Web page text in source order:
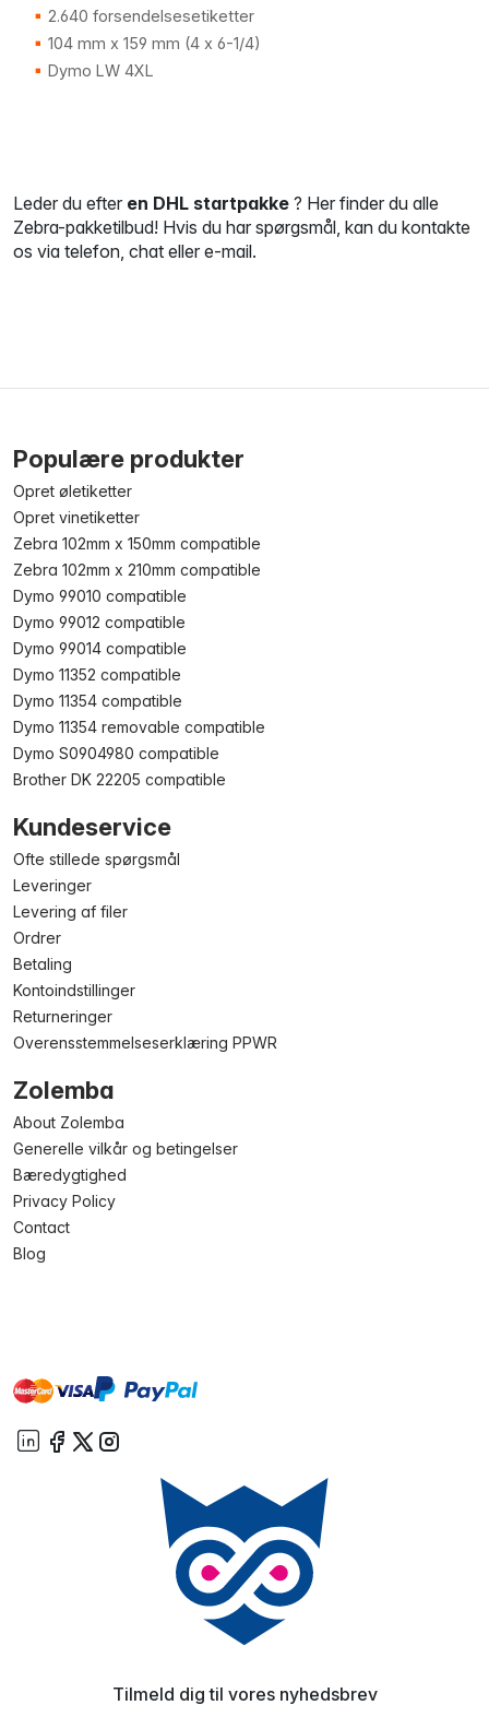
2.640 forsendelsesetiketter
104 mm x 159 mm (4 x 6-1/4)
Dymo LW 4XL
Leder du efter en DHL startpakke ? Her finder du alle
Zebra-pakketilbud! Hvis du har spørgsmål, kan du kontakte
os via telefon, chat eller e-mail.
Populære produkter
Opret øletiketter
Opret vinetiketter
Zebra 102mm x 150mm compatible
Zebra 102mm x 210mm compatible
Dymo 99010 compatible
Dymo 99012 compatible
Dymo 99014 compatible
Dymo 11352 compatible
Dymo 11354 compatible
Dymo 11354 removable compatible
Dymo S0904980 compatible
Brother DK 22205 compatible
Kundeservice
Ofte stillede spørgsmål
Leveringer
Levering af filer
Ordrer
Betaling
Kontoindstillinger
Returneringer
Overensstemmelseserklæring PPWR
Zolemba
About Zolemba
Generelle vilkår og betingelser
Bæredygtighed
Privacy Policy
Contact
Blog
mastervisa paypal
Tilmeld dig til vores nyhedsbrev